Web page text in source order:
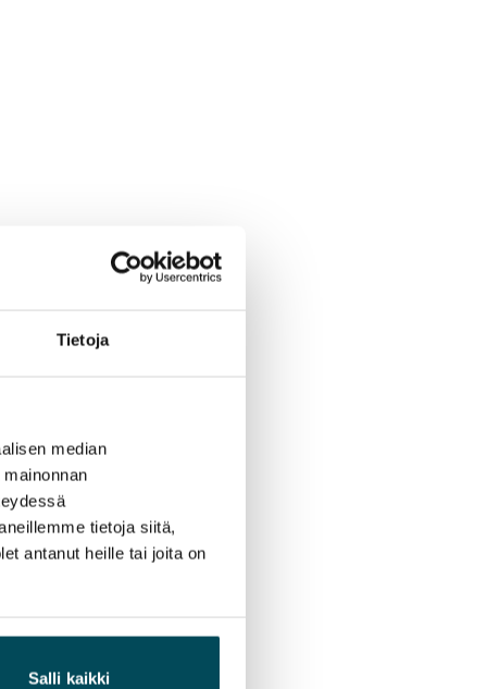
Tietoja
median
tietoja siitä,
antanut heille tai joita on
Salli kaikki